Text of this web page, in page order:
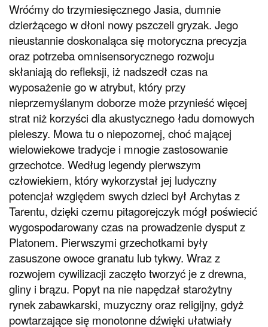
Wróćmy do trzymiesięcznego Jasia, dumnie
dzierżącego w dłoni nowy pszczeli gryzak. Jego
nieustannie doskonaląca się motoryczna precyzja
oraz potrzeba omnisensorycznego rozwoju
skłaniają do refleksji, iż nadszedł czas na
wyposażenie go w atrybut, który przy
nieprzemyślanym doborze może przynieść więcej
strat niż korzyści dla akustycznego ładu domowych
pieleszy. Mowa tu o niepozornej, choć mającej
wielowiekowe tradycje i mnogie zastosowanie
grzechotce. Według legendy pierwszym
człowiekiem, który wykorzystał jej ludyczny
potencjał względem swych dzieci był Archytas z
Tarentu, dzięki czemu pitagorejczyk mógł poświecić
wygospodarowany czas na prowadzenie dysput z
Platonem. Pierwszymi grzechotkami były
zasuszone owoce granatu lub tykwy. Wraz z
rozwojem cywilizacji zaczęto tworzyć je z drewna,
gliny i brązu. Popyt na nie napędzał starożytny
rynek zabawkarski, muzyczny oraz religijny, gdyż
powtarzające się monotonne dźwięki ułatwiały